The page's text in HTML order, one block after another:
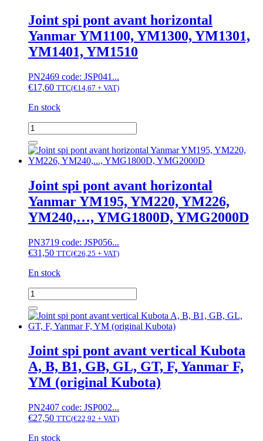
variations.
Les
options
peuvent
être
sur
la
produit
Joint spi pont avant horizontal
Yanmar YM1100, YM1300, YM1301,
YM1401, YM1510
PN2469 code: JSP041...
€17,60 TTC(€14,67 + VAT)
En stock
quantité
de
Joint
spi
avant
horizontal
Yanmar
YM1100,
YM1300,
YM1401,
YM1510
Joint spi pont avant horizontal
Yanmar YM195, YM220, YM226,
YM240,…, YMG1800D, YMG2000D
PN3719 code: JSP056...
€31,50 TTC(€26,25 + VAT)
En stock
quantité
de
Joint
spi
avant
horizontal
Yanmar
YM195,
YM220,
YM240,...,
YMG1800D,
Joint spi pont avant vertical Kubota
A, B, B1, GB, GL, GT, F, Yanmar F,
YM (original Kubota)
PN2407 code: JSP002...
€27,50 TTC(€22,92 + VAT)
En stock